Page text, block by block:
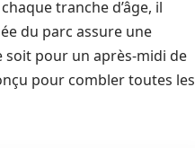
tranche d’âge, il
du parc assure une
soit pour un après-midi de
pour combler toutes les